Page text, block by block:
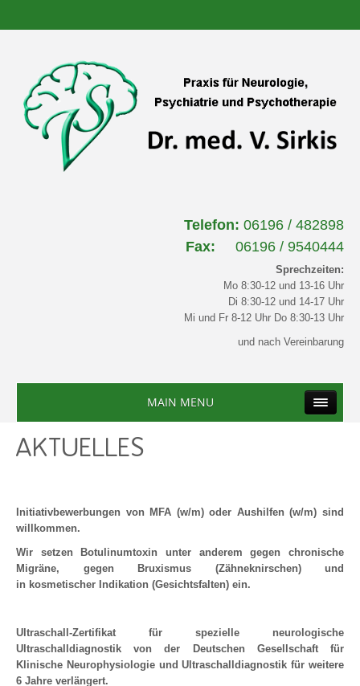
Telefon: 06196 / 482898
Fax: 06196 / 9540444
Sprechzeiten:
Mo 8:30-12 und 13-16 Uhr
Di 8:30-12 und 14-17 Uhr
Mi und Fr 8-12 Uhr Do 8:30-13 Uhr
und nach Vereinbarung
MAIN MENU
AKTUELLES
Initiativbewerbungen von MFA (w/m) oder Aushilfen (w/m) sind
willkommen.
Wir setzen Botulinumtoxin unter anderem gegen chronische
Migräne, gegen Bruxismus (Zähneknirschen) und
in kosmetischer Indikation (Gesichtsfalten) ein.
Ultraschall-Zertifikat für spezielle neurologische
Ultraschalldiagnostik von der Deutschen Gesellschaft für
Klinische Neurophysiologie und Ultraschalldiagnostik für weitere
6 Jahre verlängert.